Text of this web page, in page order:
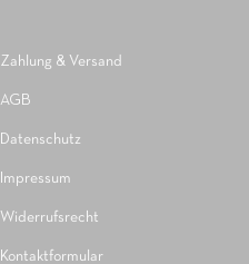
Zahlung & Versand
AGB
Datenschutz
Impressum
Widerrufsrecht
Kontaktformular